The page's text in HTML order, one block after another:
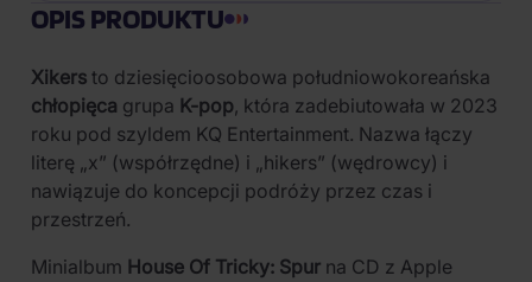
OPIS PRODUKTU
Xikers to dziesięcioosobowa południowokoreańska
chłopięca grupa K-pop, która zadebiutowała w 2023
roku pod szyldem KQ Entertainment. Nazwa łączy
literę „x” (współrzędne) i „hikers” (wędrowcy) i
nawiązuje do koncepcji podróży przez czas i
przestrzeń.
Minialbum House Of Tricky: Spur na CD z Apple